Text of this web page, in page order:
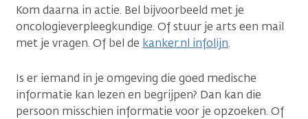
Kom daarna in actie. Bel bijvoorbeeld met je
oncologieverpleegkundige. Of stuur je arts een mail
met je vragen. Of bel de kanker.nl infolijn.
Is er iemand in je omgeving die goed medische
informatie kan lezen en begrijpen? Dan kan die
persoon misschien informatie voor je opzoeken. Of